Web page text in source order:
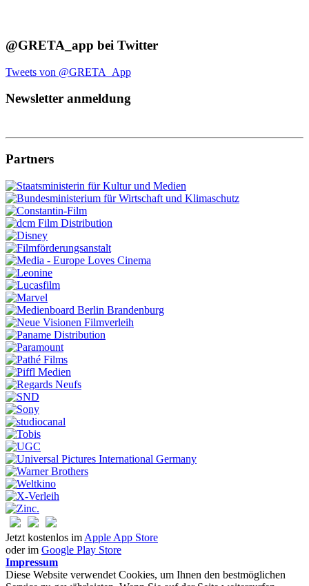
@GRETA_app bei Twitter
Tweets von @GRETA_App
Newsletter anmeldung
Partners
Jetzt kostenlos im Apple App Store
oder im Google Play Store
Impressum
Diese Website verwendet Cookies, um Ihnen den bestmöglichen